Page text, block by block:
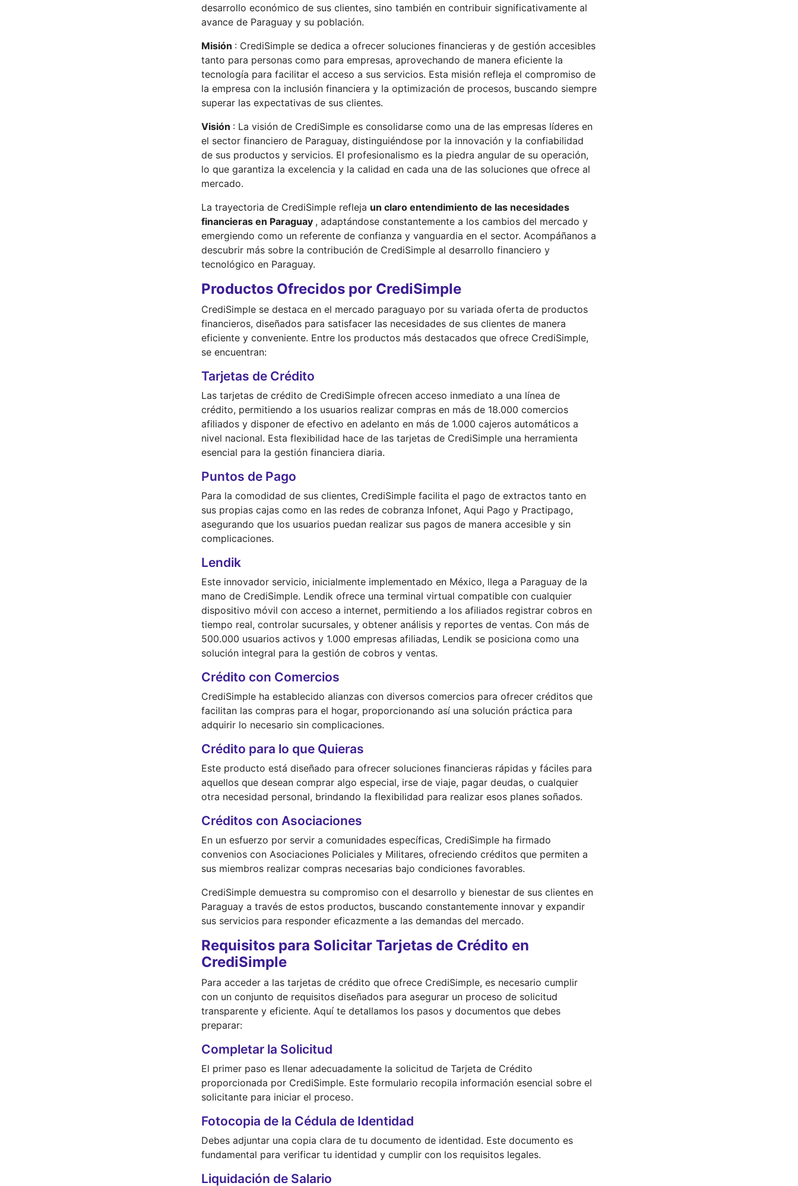
desarrollo económico de sus clientes, sino también en contribuir significativamente al
avance de Paraguay y su población.
Misión : CrediSimple se dedica a ofrecer soluciones financieras y de gestión accesibles
tanto para personas como para empresas, aprovechando de manera eficiente la
tecnología para facilitar el acceso a sus servicios. Esta misión refleja el compromiso de
la empresa con la inclusión financiera y la optimización de procesos, buscando siempre
superar las expectativas de sus clientes.
Visión : La visión de CrediSimple es consolidarse como una de las empresas líderes en
el sector financiero de Paraguay, distinguiéndose por la innovación y la confiabilidad
de sus productos y servicios. El profesionalismo es la piedra angular de su operación,
lo que garantiza la excelencia y la calidad en cada una de las soluciones que ofrece al
mercado.
La trayectoria de CrediSimple refleja un claro entendimiento de las necesidades
financieras en Paraguay , adaptándose constantemente a los cambios del mercado y
emergiendo como un referente de confianza y vanguardia en el sector. Acompáñanos a
descubrir más sobre la contribución de CrediSimple al desarrollo financiero y
tecnológico en Paraguay.
Productos Ofrecidos por CrediSimple
CrediSimple se destaca en el mercado paraguayo por su variada oferta de productos
financieros, diseñados para satisfacer las necesidades de sus clientes de manera
eficiente y conveniente. Entre los productos más destacados que ofrece CrediSimple,
se encuentran:
Tarjetas de Crédito
Las tarjetas de crédito de CrediSimple ofrecen acceso inmediato a una línea de
crédito, permitiendo a los usuarios realizar compras en más de 18.000 comercios
afiliados y disponer de efectivo en adelanto en más de 1.000 cajeros automáticos a
nivel nacional. Esta flexibilidad hace de las tarjetas de CrediSimple una herramienta
esencial para la gestión financiera diaria.
Puntos de Pago
Para la comodidad de sus clientes, CrediSimple facilita el pago de extractos tanto en
sus propias cajas como en las redes de cobranza Infonet, Aqui Pago y Practipago,
asegurando que los usuarios puedan realizar sus pagos de manera accesible y sin
complicaciones.
Lendik
Este innovador servicio, inicialmente implementado en México, llega a Paraguay de la
mano de CrediSimple. Lendik ofrece una terminal virtual compatible con cualquier
dispositivo móvil con acceso a internet, permitiendo a los afiliados registrar cobros en
tiempo real, controlar sucursales, y obtener análisis y reportes de ventas. Con más de
500.000 usuarios activos y 1.000 empresas afiliadas, Lendik se posiciona como una
solución integral para la gestión de cobros y ventas.
Crédito con Comercios
CrediSimple ha establecido alianzas con diversos comercios para ofrecer créditos que
facilitan las compras para el hogar, proporcionando así una solución práctica para
adquirir lo necesario sin complicaciones.
Crédito para lo que Quieras
Este producto está diseñado para ofrecer soluciones financieras rápidas y fáciles para
aquellos que desean comprar algo especial, irse de viaje, pagar deudas, o cualquier
otra necesidad personal, brindando la flexibilidad para realizar esos planes soñados.
Créditos con Asociaciones
En un esfuerzo por servir a comunidades específicas, CrediSimple ha firmado
convenios con Asociaciones Policiales y Militares, ofreciendo créditos que permiten a
sus miembros realizar compras necesarias bajo condiciones favorables.
CrediSimple demuestra su compromiso con el desarrollo y bienestar de sus clientes en
Paraguay a través de estos productos, buscando constantemente innovar y expandir
sus servicios para responder eficazmente a las demandas del mercado.
Requisitos para Solicitar Tarjetas de Crédito en
CrediSimple
Para acceder a las tarjetas de crédito que ofrece CrediSimple, es necesario cumplir
con un conjunto de requisitos diseñados para asegurar un proceso de solicitud
transparente y eficiente. Aquí te detallamos los pasos y documentos que debes
preparar:
Completar la Solicitud
El primer paso es llenar adecuadamente la solicitud de Tarjeta de Crédito
proporcionada por CrediSimple. Este formulario recopila información esencial sobre el
solicitante para iniciar el proceso.
Fotocopia de la Cédula de Identidad
Debes adjuntar una copia clara de tu documento de identidad. Este documento es
fundamental para verificar tu identidad y cumplir con los requisitos legales.
Liquidación de Salario